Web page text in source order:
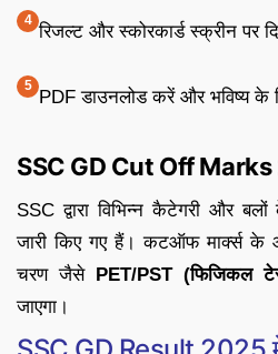
रिजल्ट और स्कोरकार्ड स्क्रीन पर
PDF डाउनलोड करें और भविष्य के
SSC GD Cut Off
SSC द्वारा विभिन्न कैटेगरी और
जारी किए गए हैं। कटऑफ मार्क्स के
चरण जैसे PET/PST (फिजिकल
जाएगा।